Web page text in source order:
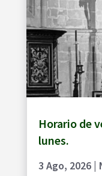
Horario de
lunes.
3 Ago, 2026|